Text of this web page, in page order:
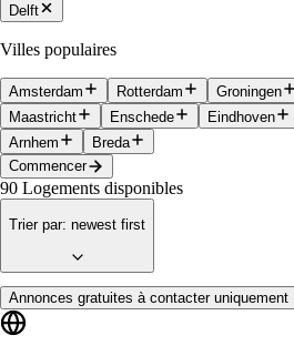
Delft
Villes populaires
Amsterdam Rotterdam Groningen
Maastricht
Enschede Eindhoven
Arnhem
Breda
Commencer
90 Logements disponibles
Trier par: newest first
Annonces gratuites à contacter uniquement